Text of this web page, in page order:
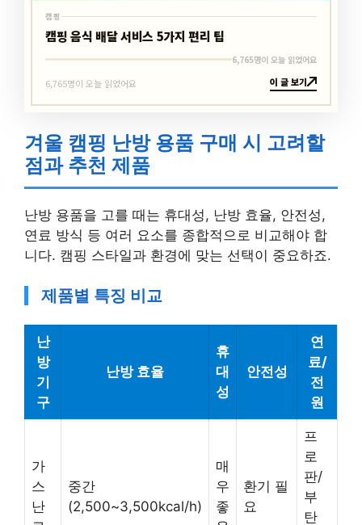
캠핑 음식 배달 서비스 5가지 편리 팁
겨울 캠핑 난방 용품 구매 시 고려할
점과 추천 제품
연료 방식 등 여러 요소를 종합적으로 비교해야 합
니다. 캠핑 스타일과 환경에 맞는 선택이 중요하죠.
제품별 특징 비교
방
기
구
대
성
료/
전
원
스
난
로
(2,500~3,500kcal/h)
우
좋
음
요
프
로
판/
부
탄